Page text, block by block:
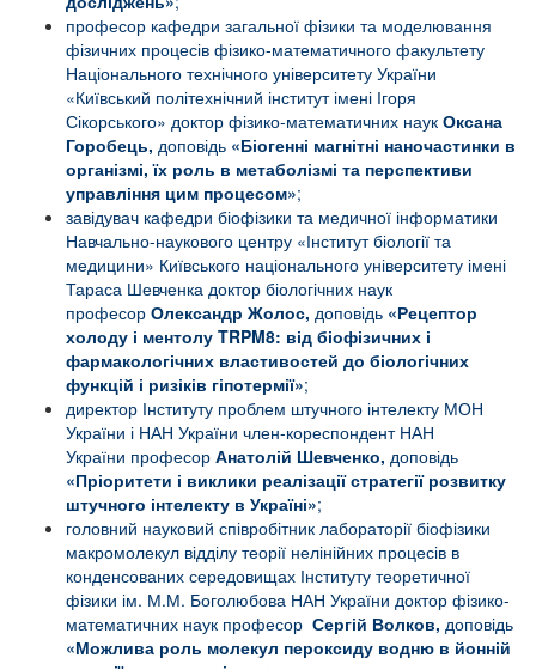
професор кафедри загальної фізики та моделювання
фізичних процесів фізико-математичного факультету
Національного технічного університету України
«Київський політехнічний інститут імені Ігоря
Сікорського» доктор фізико-математичних наук Оксана
Горобець, доповідь «Біогенні магнітні наночастинки в
організмі, їх роль в метаболізмі та перспективи
управління цим процесом»;
завідувач кафедри біофізики та медичної інформатики
Навчально-наукового центру «Інститут біології та
медицини» Київського національного університету імені
Тараса Шевченка доктор біологічних наук
професор Олександр Жолос, доповідь «Рецептор
холоду і ментолу TRPM8: від біофізичних і
фармакологічних властивостей до біологічних
функцій і ризіків гіпотермії»;
директор Інституту проблем штучного інтелекту МОН
України і НАН України член-кореспондент НАН
України професор Анатолій Шевченко, доповідь
«Пріоритети і виклики реалізації стратегії розвитку
штучного інтелекту в Україні»;
головний науковий співробітник лабораторії біофізики
макромолекул відділу теорії нелінійних процесів в
конденсованих середовищах Інституту теоретичної
фізики ім. М.М. Боголюбова НАН України доктор фізико-
математичних наук професор Сергій Волков, доповідь
«Можлива роль молекул пероксиду водню в йонній